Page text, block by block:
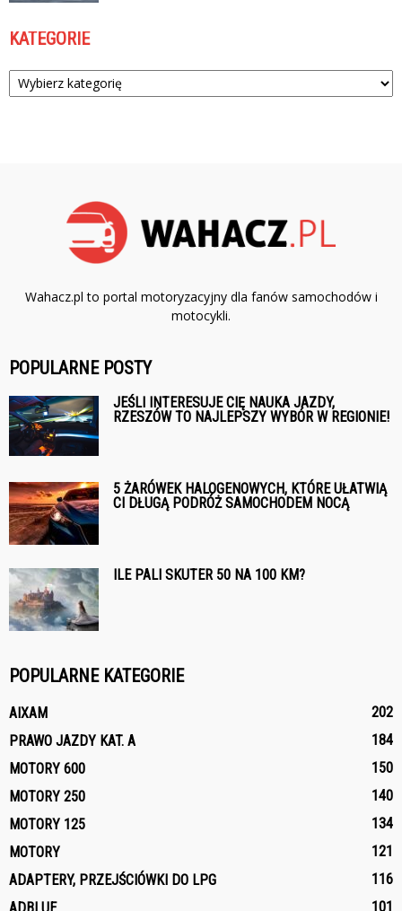
KATEGORIE
Kategorie
Wahacz.pl to portal motoryzacyjny dla fanów samochodów i
motocykli.
POPULARNE POSTY
JEŚLI INTERESUJE CIĘ NAUKA JAZDY,
RZESZÓW TO NAJLEPSZY WYBÓR W REGIONIE!
5 ŻARÓWEK HALOGENOWYCH, KTÓRE UŁATWIĄ
CI DŁUGĄ PODRÓŻ SAMOCHODEM NOCĄ
ILE PALI SKUTER 50 NA 100 KM?
POPULARNE KATEGORIE
AIXAM
202
PRAWO JAZDY KAT. A
184
MOTORY 600
150
MOTORY 250
140
MOTORY 125
134
MOTORY
121
ADAPTERY, PRZEJŚCIÓWKI DO LPG
116
101